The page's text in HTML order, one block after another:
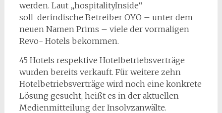
werden. Laut „hospitalityInside“
soll derindische Betreiber OYO – unter dem
neuen Namen Prims – viele der vormaligen
Revo- Hotels bekommen.
45 Hotels respektive Hotelbetriebsverträge
wurden bereits verkauft. Für weitere zehn
Hotelbetriebsverträge wird noch eine konkrete
Lösung gesucht, heißt es in der aktuellen
Medienmitteilung der Insolvzanwälte.